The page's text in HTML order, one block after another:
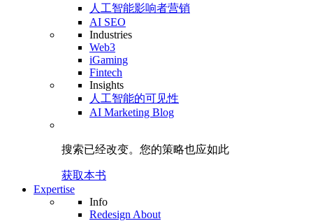
人工智能影响者营销
AI SEO
Industries
Web3
iGaming
Fintech
Insights
人工智能的可见性
AI Marketing Blog
搜索已经改变。 您的策略也应如此
获取本书
Expertise
Info
Redesign About